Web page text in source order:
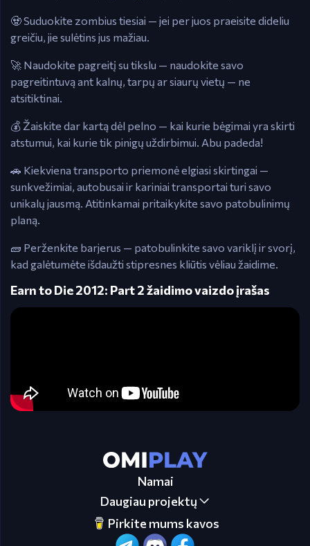
🧟 Suduokite zombius tiesiai — jei per juos praeisite dideliu
greičiu, jie sulėtins jus mažiau.
🚀 Naudokite pagreitį su tikslu — naudokite savo
pagreitintuvą ant kalnų, tarpų ar siaurų vietų — ne
atsitiktinai.
💰 Žaiskite dar kartą dėl pelno — kai kurie bėgimai yra skirti
atstumui, kai kurie tik pinigų uždirbimui. Abu padeda!
🚗 Kiekviena transporto priemonė elgiasi skirtingai —
sunkvežimiai, autobusai ir kariniai transportai turi savo
unikalų jausmą. Atitinkamai pritaikykite savo patobulinimų
planą.
🧱 Perženkite barjerus — patobulinkite savo variklį ir svorį,
kad galėtumėte išdaužti stipresnes kliūtis vėliau žaidime.
Earn to Die 2012: Part 2 žaidimo vaizdo įrašas
Namai
Daugiau projektų
Pirkite mums kavos